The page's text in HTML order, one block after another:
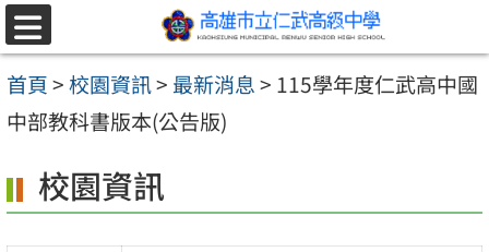
跳至主要內容區
選
單
首頁>校園資訊> 最新消息> 115學年度仁武高中國
中部教科書版本(公告版)
校園資訊